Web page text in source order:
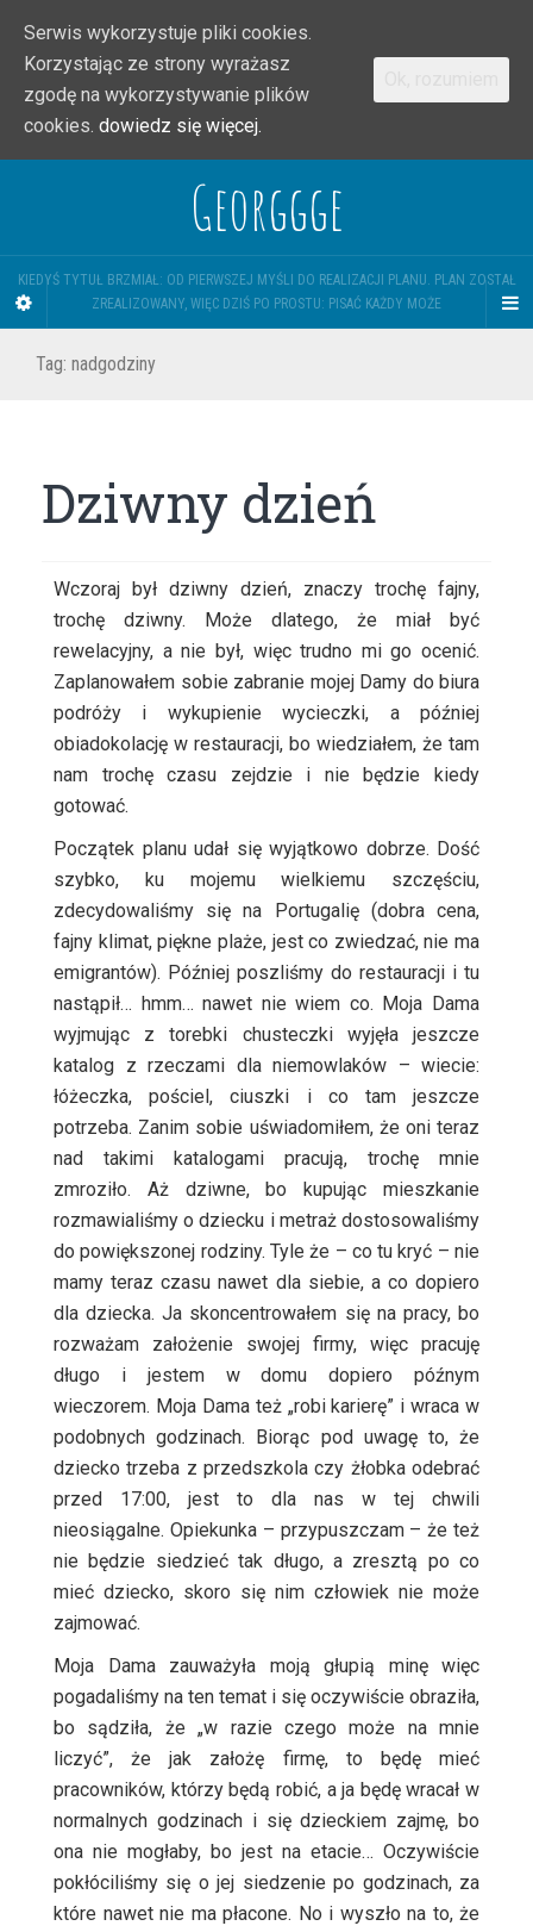
Georggge
KIEDYŚ TYTUŁ BRZMIAŁ: OD PIERWSZEJ MYŚLI DO REALIZACJI PLANU. PLAN ZOSTAŁ
ZREALIZOWANY, WIĘC DZIŚ PO PROSTU: PISAĆ KAŻDY MOŻE
Tag: nadgodziny
Dziwny dzień
Wczoraj był dziwny dzień, znaczy trochę fajny,
trochę dziwny. Może dlatego, że miał być
rewelacyjny, a nie był, więc trudno mi go ocenić.
Zaplanowałem sobie zabranie mojej Damy do biura
podróży i wykupienie wycieczki, a później
obiadokolację w restauracji, bo wiedziałem, że tam
nam trochę czasu zejdzie i nie będzie kiedy
gotować.
Początek planu udał się wyjątkowo dobrze. Dość
szybko, ku mojemu wielkiemu szczęściu,
zdecydowaliśmy się na Portugalię (dobra cena,
fajny klimat, piękne plaże, jest co zwiedzać, nie ma
emigrantów). Później poszliśmy do restauracji i tu
nastąpił… hmm… nawet nie wiem co. Moja Dama
wyjmując z torebki chusteczki wyjęła jeszcze
katalog z rzeczami dla niemowlaków – wiecie:
łóżeczka, pościel, ciuszki i co tam jeszcze
potrzeba. Zanim sobie uświadomiłem, że oni teraz
nad takimi katalogami pracują, trochę mnie
zmroziło. Aż dziwne, bo kupując mieszkanie
rozmawialiśmy o dziecku i metraż dostosowaliśmy
do powiększonej rodziny. Tyle że – co tu kryć – nie
mamy teraz czasu nawet dla siebie, a co dopiero
dla dziecka. Ja skoncentrowałem się na pracy, bo
rozważam założenie swojej firmy, więc pracuję
długo i jestem w domu dopiero późnym
wieczorem. Moja Dama też „robi karierę” i wraca w
podobnych godzinach. Biorąc pod uwagę to, że
dziecko trzeba z przedszkola czy żłobka odebrać
przed 17:00, jest to dla nas w tej chwili
nieosiągalne. Opiekunka – przypuszczam – że też
nie będzie siedzieć tak długo, a zresztą po co
mieć dziecko, skoro się nim człowiek nie może
zajmować.
Moja Dama zauważyła moją głupią minę więc
pogadaliśmy na ten temat i się oczywiście obraziła,
bo sądziła, że „w razie czego może na mnie
liczyć”, że jak założę firmę, to będę mieć
pracowników, którzy będą robić, a ja będę wracał w
normalnych godzinach i się dzieckiem zajmę, bo
ona nie mogłaby, bo jest na etacie… Oczywiście
pokłóciliśmy się o jej siedzenie po godzinach, za
które nawet nie ma płacone. No i wyszło na to, że
Serwis wykorzystuje pliki cookies.
Korzystając ze strony wyrażasz
zgodę na wykorzystywanie plików
cookies. dowiedz się więcej.